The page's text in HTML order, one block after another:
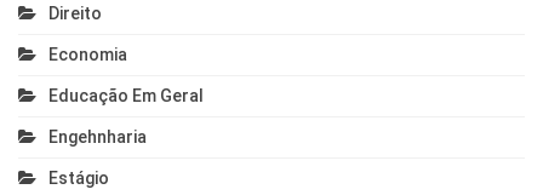
Direito
Economia
Educação Em Geral
Engehnharia
Estágio